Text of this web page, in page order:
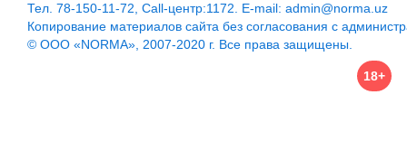
Тел. 78-150-11-72, Call-центр:1172. E-mail: admin@norma.uz
Копирование материалов сайта без согласования с
© ООО «NORMA», 2007-2020 г. Все права защищены.
18+